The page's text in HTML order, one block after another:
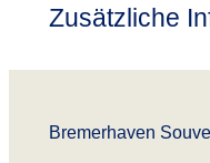
r
e
a
Zusätzliche
Bremerhaven